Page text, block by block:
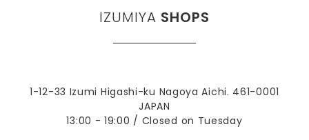
IZUMIYA SHOPS
1-12-33 Izumi Higashi-ku Nagoya Aichi. 461-0001
JAPAN
13:00 - 19:00 / Closed on Tuesday